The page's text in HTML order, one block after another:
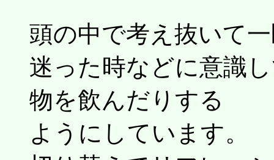
頭の中で考え抜いて
迷った時などに意識
物を飲んだりする
ようにしています。